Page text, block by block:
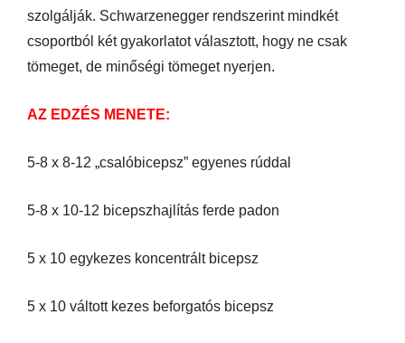
szolgálják. Schwarzenegger rendszerint mindkét
csoportból két gyakorlatot választott, hogy ne csak
tömeget, de minőségi tömeget nyerjen.
AZ EDZÉS MENETE:
5-8 x 8-12 „csalóbicepsz” egyenes rúddal
5-8 x 10-12 bicepszhajlítás ferde padon
5 x 10 egykezes koncentrált bicepsz
5 x 10 váltott kezes beforgatós bicepsz